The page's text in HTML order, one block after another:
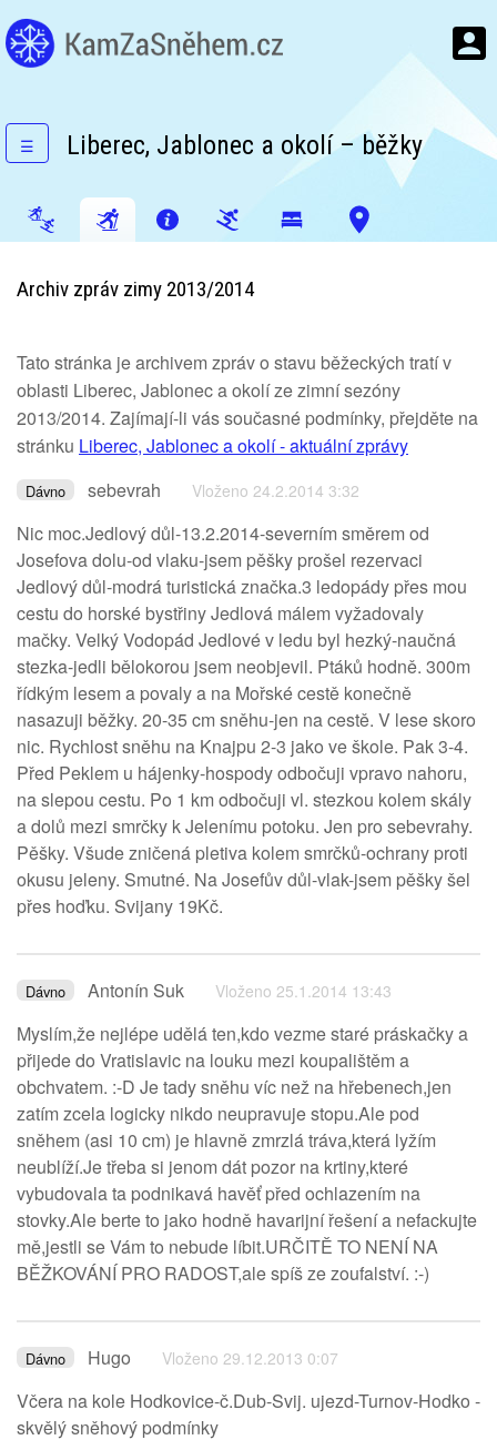
☰ Liberec, Jablonec a okolí – běžky
Archiv zpráv zimy 2013/2014
Tato stránka je archivem zpráv o stavu běžeckých tratí v
oblasti Liberec, Jablonec a okolí ze zimní sezóny
2013/2014. Zajímají-li vás současné podmínky, přejděte na
stránku Liberec, Jablonec a okolí - aktuální zprávy
Dávno sebevrah Vloženo 24.2.2014 3:32
Nic moc.Jedlový důl-13.2.2014-severním směrem od
Josefova dolu-od vlaku-jsem pěšky prošel rezervaci
Jedlový důl-modrá turistická značka.3 ledopády přes mou
cestu do horské bystřiny Jedlová málem vyžadovaly
mačky. Velký Vodopád Jedlové v ledu byl hezký-naučná
stezka-jedli bělokorou jsem neobjevil. Ptáků hodně. 300m
řídkým lesem a povaly a na Mořské cestě konečně
nasazuji běžky. 20-35 cm sněhu-jen na cestě. V lese skoro
nic. Rychlost sněhu na Knajpu 2-3 jako ve škole. Pak 3-4.
Před Peklem u hájenky-hospody odbočuji vpravo nahoru,
na slepou cestu. Po 1 km odbočuji vl. stezkou kolem skály
a dolů mezi smrčky k Jelenímu potoku. Jen pro sebevrahy.
Pěšky. Všude zničená pletiva kolem smrčků-ochrany proti
okusu jeleny. Smutné. Na Josefův důl-vlak-jsem pěšky šel
přes hoďku. Svijany 19Kč.
Dávno Antonín Suk Vloženo 25.1.2014 13:43
Myslím,že nejlépe udělá ten,kdo vezme staré práskačky a
přijede do Vratislavic na louku mezi koupalištěm a
obchvatem. :-D Je tady sněhu víc než na hřebenech,jen
zatím zcela logicky nikdo neupravuje stopu.Ale pod
sněhem (asi 10 cm) je hlavně zmrzlá tráva,která lyžím
neublíží.Je třeba si jenom dát pozor na krtiny,které
vybudovala ta podnikavá havěť před ochlazením na
stovky.Ale berte to jako hodně havarijní řešení a nefackujte
mě,jestli se Vám to nebude líbit.URČITĚ TO NENÍ NA
BĚŽKOVÁNÍ PRO RADOST,ale spíš ze zoufalství. :-)
Dávno Hugo Vloženo 29.12.2013 0:07
Včera na kole Hodkovice-č.Dub-Svij. ujezd-Turnov-Hodko -
skvělý sněhový podmínky